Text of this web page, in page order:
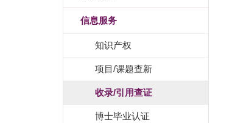
信息服务
知识产权
项目/课题查新
收录/引用查证
博士毕业认证